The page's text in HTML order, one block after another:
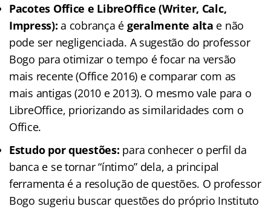
Pacotes Office e LibreOffice (Writer, Calc,
Impress): a cobrança é geralmente alta e não
pode ser negligenciada. A sugestão do professor
Bogo para otimizar o tempo é focar na versão
mais recente (Office 2016) e comparar com as
mais antigas (2010 e 2013). O mesmo vale para o
LibreOffice, priorizando as similaridades com o
Office.
Estudo por questões: para conhecer o perfil da
banca e se tornar “íntimo” dela, a principal
ferramenta é a resolução de questões. O professor
Bogo sugeriu buscar questões do próprio Instituto